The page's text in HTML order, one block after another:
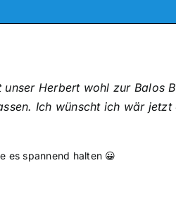
Herbert wohl zur Balos
Ich wünscht ich wär jetzt
es spannend halten 😀